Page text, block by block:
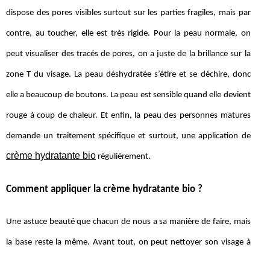
dispose des pores visibles surtout sur les parties fragiles, mais par
contre, au toucher, elle est très rigide. Pour la peau normale, on
peut visualiser des tracés de pores, on a juste de la brillance sur la
zone T du visage. La peau déshydratée s’étire et se déchire, donc
elle a beaucoup de boutons. La peau est sensible quand elle devient
rouge à coup de chaleur. Et enfin, la peau des personnes matures
demande un traitement spécifique et surtout, une application de
crème hydratante bio régulièrement.
Comment appliquer la crème hydratante bio ?
Une astuce beauté que chacun de nous a sa manière de faire, mais
la base reste la même. Avant tout, on peut nettoyer son visage à